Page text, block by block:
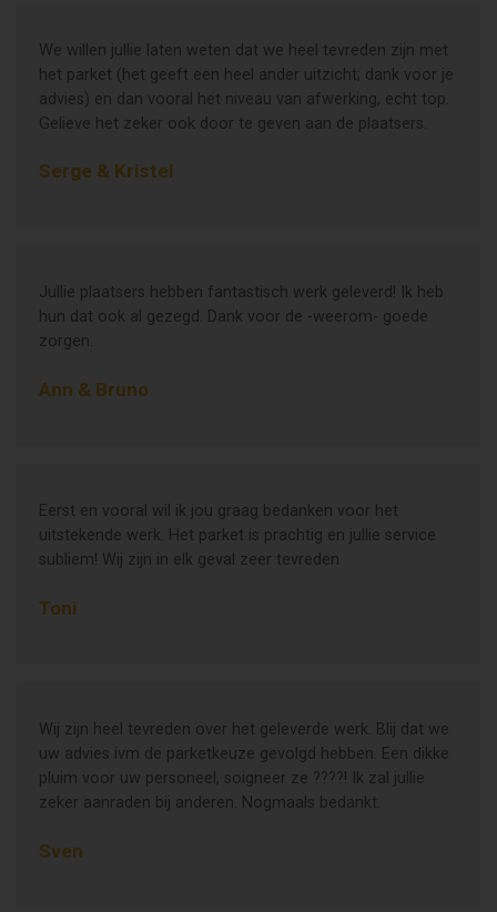
We willen jullie laten weten dat we heel tevreden zijn met
het parket (het geeft een heel ander uitzicht; dank voor je
advies) en dan vooral het niveau van afwerking, echt top.
Gelieve het zeker ook door te geven aan de plaatsers.
Serge & Kristel
Jullie plaatsers hebben fantastisch werk geleverd! Ik heb
hun dat ook al gezegd. Dank voor de -weerom- goede
zorgen.
Ann & Bruno
Eerst en vooral wil ik jou graag bedanken voor het
uitstekende werk. Het parket is prachtig en jullie service
subliem! Wij zijn in elk geval zeer tevreden
Toni
Wij zijn heel tevreden over het geleverde werk. Blij dat we
uw advies ivm de parketkeuze gevolgd hebben. Een dikke
pluim voor uw personeel, soigneer ze ????! Ik zal jullie
zeker aanraden bij anderen. Nogmaals bedankt.
Sven